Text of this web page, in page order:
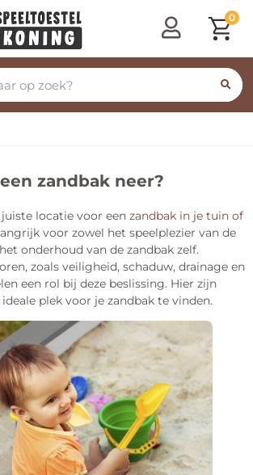
0
zandbak neer?
locatie voor een zandbak in je tuin of
voor zowel het speelplezier van de
onderhoud van de zandbak zelf.
zoals veiligheid, schaduw, drainage en
een rol bij deze beslissing. Hier zijn
plek voor je zandbak te vinden.